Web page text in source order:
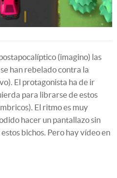
(imagino) las
han rebelado contra la
El protagonista ha de ir
para librarse de estos
El ritmo es muy
hacer un pantallazo sin
bichos. Pero hay vídeo en